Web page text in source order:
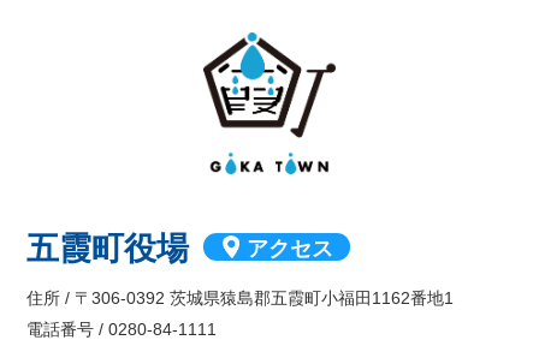
五霞町役場 アクセス
住所 / 〒306-0392 茨城県猿島郡五霞町小福田1162番地1
電話番号 / 0280-84-1111